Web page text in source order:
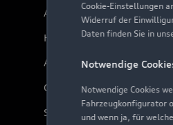
Cookie-Einstellungen
Widerruf der
Daten finden Sie in
Notwendige
Notwendige Cookies
Fahrzeugkonfigurator
und wenn ja, für
Audi Code
Häufige Fragen (FAQ)
Audi Online Beratung
Online-
Servicekontakt